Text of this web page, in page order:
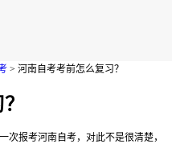
> 河南自考考前怎么复习？
次报考河南自考，对此不是很清楚，